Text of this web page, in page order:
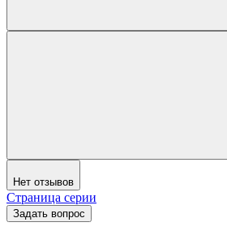
Нет отзывов
Страница серии
Задать вопрос